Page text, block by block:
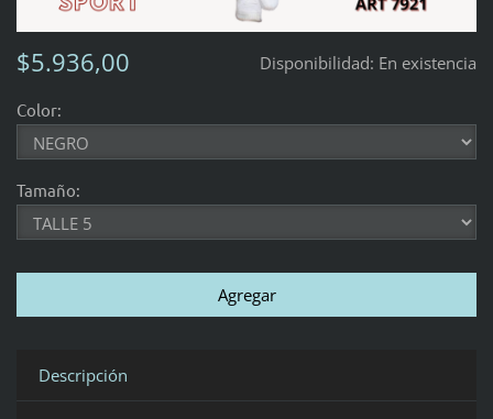
Disponibilidad: En existencia
$5.936,00
Color:
Tamaño:
Descripción